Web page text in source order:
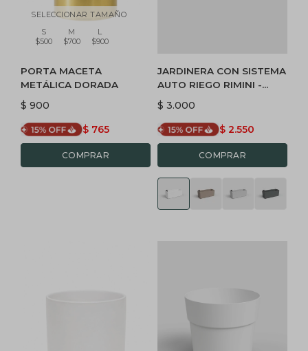
SELECCIONAR TAMAÑO
S
$500
M
$700
L
$900
PORTA MACETA
METÁLICA DORADA
$ 900
$ 765
JARDINERA CON SISTEMA
AUTO RIEGO RIMINI -
BLANCA
$ 3.000
$ 2.550